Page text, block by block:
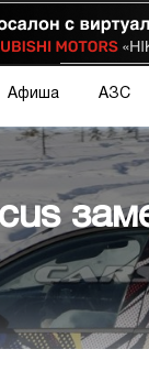
Афиша АЗС